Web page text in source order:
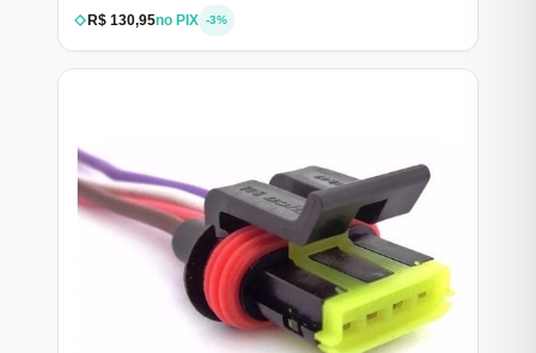
R$ 130,95no PIX -3%